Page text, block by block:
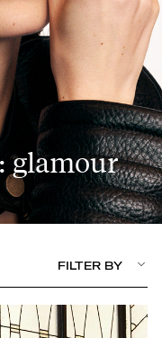
glamour
FILTER BY